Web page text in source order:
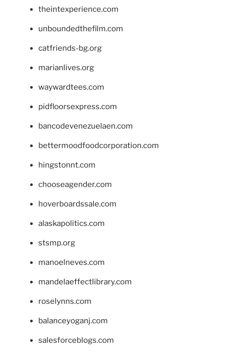
theintexperience.com
unboundedthefilm.com
catfriends-bg.org
marianlives.org
waywardtees.com
pidfloorsexpress.com
bancodevenezuelaen.com
bettermoodfoodcorporation.com
hingstonnt.com
chooseagender.com
hoverboardssale.com
alaskapolitics.com
stsmp.org
manoelneves.com
mandelaeffectlibrary.com
roselynns.com
balanceyoganj.com
salesforceblogs.com